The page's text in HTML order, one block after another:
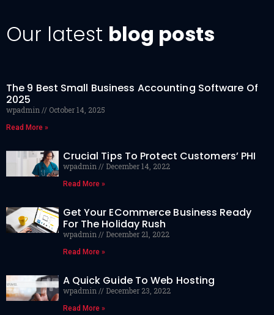
Our latest blog posts
The 9 Best Small Business Accounting Software Of
2025
wpadmin October 14, 2025
Read More »
Crucial Tips To Protect Customers’ PHI
wpadmin December 14, 2022
Read More »
Get Your ECommerce Business Ready
For The Holiday Rush
wpadmin December 21, 2022
Read More »
A Quick Guide To Web Hosting
wpadmin December 23, 2022
Read More »